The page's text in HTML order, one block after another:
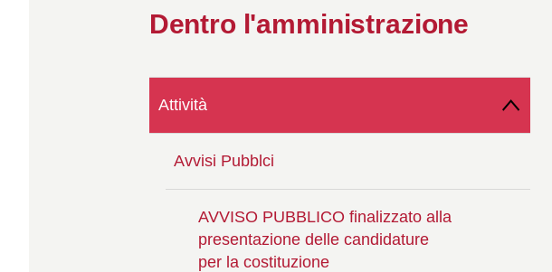
Dentro l'amministrazione
Attività
Avvisi Pubblci
AVVISO PUBBLICO finalizzato alla
presentazione delle candidature
per la costituzione